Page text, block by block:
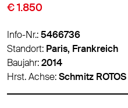
€ 22.000
Info-Nr.:5470058
Standort: Lyon, Frankreich
Baujahr:2021
Hrst. Achse:Schmitz ROTOS